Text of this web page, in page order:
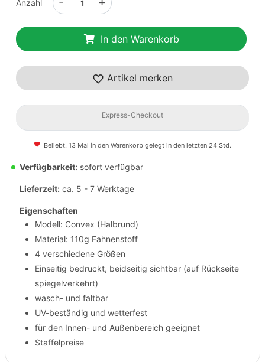
Anzahl
In den Warenkorb
Artikel merken
Express-Checkout
Beliebt. 13 Mal in den Warenkorb gelegt in den letzten 24 Std.
Verfügbarkeit: sofort verfügbar
Lieferzeit: ca. 5 - 7 Werktage
Eigenschaften
Modell: Convex (Halbrund)
Material: 110g Fahnenstoff
4 verschiedene Größen
Einseitig bedruckt, beidseitig sichtbar (auf Rückseite
spiegelverkehrt)
wasch- und faltbar
UV-beständig und wetterfest
für den Innen- und Außenbereich geeignet
Staffelpreise